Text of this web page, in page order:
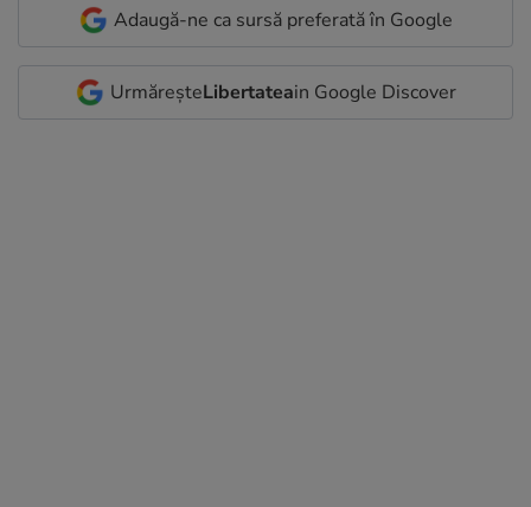
Adaugă-ne ca sursă preferată în Google
UrmăreșteLibertateain Google Discover